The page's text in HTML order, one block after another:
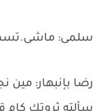
سلمى:
رضا بإنبهار: مين